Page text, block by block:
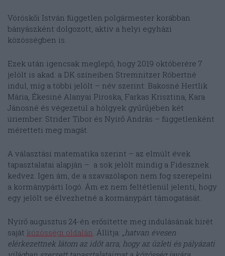
Vöröskői István független polgármester korábban
bányászként dolgozott, aktív a helyi egyházi
közösségben is.
Ezek után igencsak meglepő, hogy 2019 októberére 7
jelölt is akad: a DK színeiben Stremnitzer Róbertné
indul, míg a többi jelölt – név szerint: Bakosné Hertlik
Mária, Ékesiné Alanyai Piroska, Farkas Krisztina, Kara
Jánosné és végezetül a hölgyek gyűrűjében két
úriember: Strider Tibor és Nyírő András – függetlenként
méretteti meg magát.
A választási matematika szerint – az elmúlt évek
tapasztalatai alapján – a sok jelölt mindig a Fidesznek
kedvez. Igen ám, de a szavazólapon nem fog szerepelni
a kormánypárti logó. Ám ez nem feltétlenül jelenti, hogy
egy jelölt se élvezhetné a kormánypárt támogatását.
Nyírő augusztus 24-én erősítette meg indulásának hírét
saját közösségi oldalán. Állítja: „hatvan évesen
elérkezettnek látom az időt arra, hogy az üzleti és pályázati